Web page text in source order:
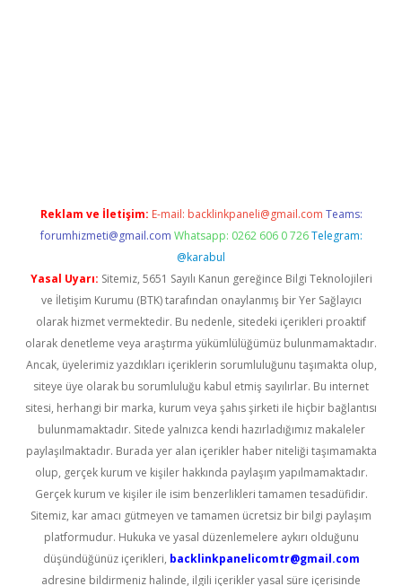
Reklam ve İletişim: E-mail: backlinkpaneli@gmail.com Teams:
forumhizmeti@gmail.com Whatsapp: 0262 606 0 726 Telegram:
@karabul
Yasal Uyarı: Sitemiz, 5651 Sayılı Kanun gereğince Bilgi Teknolojileri
ve İletişim Kurumu (BTK) tarafından onaylanmış bir Yer Sağlayıcı
olarak hizmet vermektedir. Bu nedenle, sitedeki içerikleri proaktif
olarak denetleme veya araştırma yükümlülüğümüz bulunmamaktadır.
Ancak, üyelerimiz yazdıkları içeriklerin sorumluluğunu taşımakta olup,
siteye üye olarak bu sorumluluğu kabul etmiş sayılırlar. Bu internet
sitesi, herhangi bir marka, kurum veya şahıs şirketi ile hiçbir bağlantısı
bulunmamaktadır. Sitede yalnızca kendi hazırladığımız makaleler
paylaşılmaktadır. Burada yer alan içerikler haber niteliği taşımamakta
olup, gerçek kurum ve kişiler hakkında paylaşım yapılmamaktadır.
Gerçek kurum ve kişiler ile isim benzerlikleri tamamen tesadüfidir.
Sitemiz, kar amacı gütmeyen ve tamamen ücretsiz bir bilgi paylaşım
platformudur. Hukuka ve yasal düzenlemelere aykırı olduğunu
düşündüğünüz içerikleri, backlinkpanelicomtr@gmail.com
adresine bildirmeniz halinde, ilgili içerikler yasal süre içerisinde